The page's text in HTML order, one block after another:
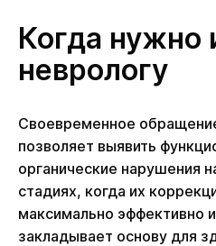
Когда нужно
неврологу
Своевременное
позволяет выявить
органические нарушения
стадиях, когда их
максимально эффективно
закладывает основу для